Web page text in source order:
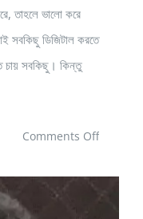
তাহলে ভালো করে
সবকিছু ডিজিটাল করতে
চায় সবকিছু। কিন্তু
Comments Offon